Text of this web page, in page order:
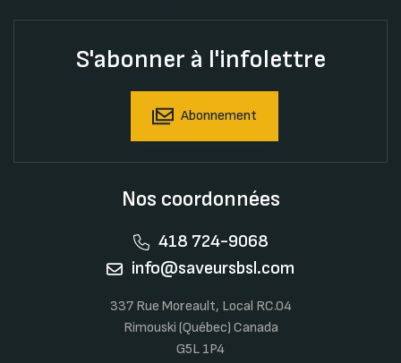
S'abonner à l'infolettre
Abonnement
Nos coordonnées
418 724-9068
info@saveursbsl.com
337 Rue Moreault, Local RC.04
Rimouski (Québec) Canada
G5L 1P4